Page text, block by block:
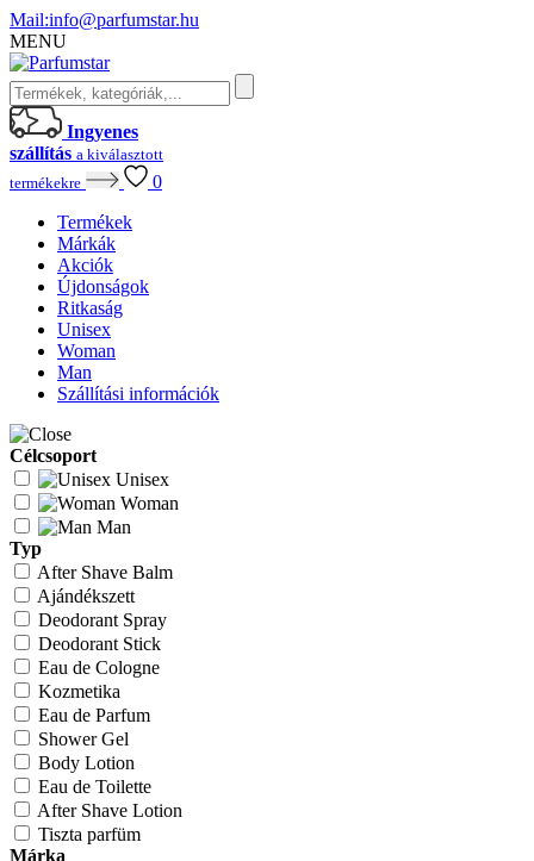
Mail:info@parfumstar.hu
MENU
Ingyenes
szállítás a kiválasztott
termékekre
0
Termékek
Márkák
Akciók
Újdonságok
Ritkaság
Unisex
Woman
Man
Szállítási információk
Célcsoport
Unisex
Woman
Man
Typ
After Shave Balm
Ajándékszett
Deodorant Spray
Deodorant Stick
Eau de Cologne
Kozmetika
Eau de Parfum
Shower Gel
Body Lotion
Eau de Toilette
After Shave Lotion
Tiszta parfüm
Márka